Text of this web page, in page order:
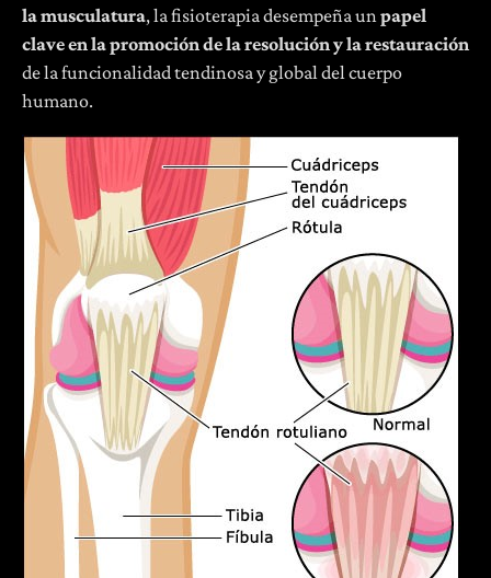
la musculatura, la fisioterapia desempeña unpapel
clave en la promoción de la resolución y la restauración
de la funcionalidad tendinosa y global del cuerpo
humano.